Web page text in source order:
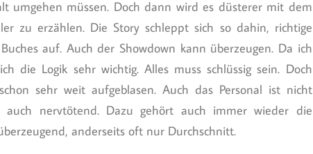
umgehen müssen. Doch dann wird es düsterer mit dem
zu erzählen. Die Story schleppt sich so dahin, richtige
auf. Auch der Showdown kann überzeugen. Da ich
die Logik sehr wichtig. Alles muss schlüssig sein. Doch
sehr weit aufgeblasen. Auch das Personal ist nicht
nervtötend. Dazu gehört auch immer wieder die
anderseits oft nur Durchschnitt.